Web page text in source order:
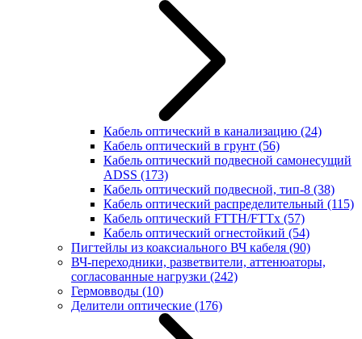
Кабель оптический в канализацию (24)
Кабель оптический в грунт (56)
Кабель оптический подвесной самонесущий
ADSS (173)
Кабель оптический подвесной, тип-8 (38)
Кабель оптический распределительный (115)
Кабель оптический FTTH/FTTx (57)
Кабель оптический огнестойкий (54)
Пигтейлы из коаксиального ВЧ кабеля (90)
ВЧ-переходники, разветвители, аттенюаторы,
согласованные нагрузки (242)
Гермовводы (10)
Делители оптические (176)